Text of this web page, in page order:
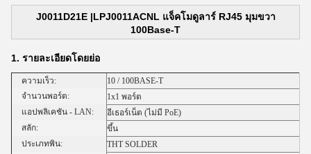
J0011D21E |LPJ0011ACNL แจ็คโมดูลาร์ RJ45 มุมขวา
100Base-T
1. รายละเอียดโดยย่อ
ความเร็ว:
10 / 100BASE-T
จำนวนพอร์ต:
1x1 พอร์ต
แอปพลิเคชัน - LAN:
อีเธอร์เน็ต (ไม่มี PoE)
สลัก:
ขึ้น
ประเภทพิน:
THT SOLDER